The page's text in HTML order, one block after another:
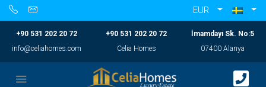
EUR
+90 531 202 20 72
info@celiahomes.com
+90 531 202 20 72
Celia Homes
İmamdayı Sk. No:5
07400 Alanya